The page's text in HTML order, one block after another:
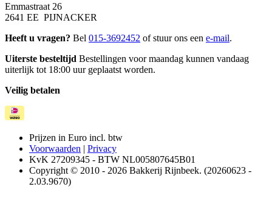
Emmastraat 26
2641 EE PIJNACKER
Heeft u vragen? Bel 015-3692452 of stuur ons een e-mail.
Uiterste besteltijd Bestellingen voor maandag kunnen vandaag
uiterlijk tot 18:00 uur geplaatst worden.
Veilig betalen
Prijzen in Euro incl. btw
Voorwaarden | Privacy
KvK 27209345 - BTW NL005807645B01
Copyright © 2010 - 2026 Bakkerij Rijnbeek. (20260623 -
2.03.9670)